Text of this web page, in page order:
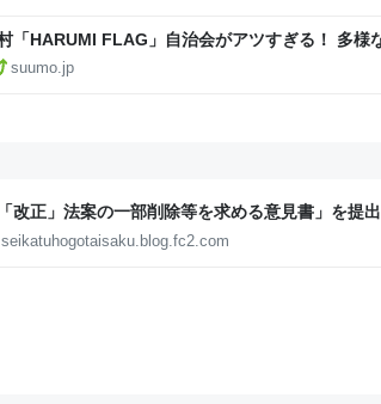
「HARUMI FLAG」自治会がアツすぎる！ 多様
踊り2万人集客や交通改善など“街の価値向上”
suumo.jp
改正」法案の一部削除等を求める意見書」を提
seikatuhogotaisaku.blog.fc2.com